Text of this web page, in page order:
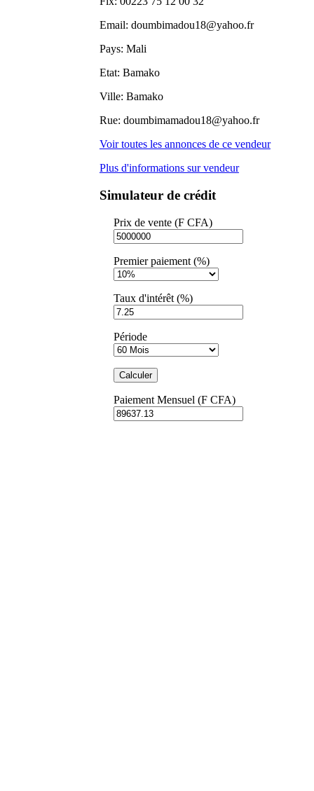
Email: doumbimadou18@yahoo.fr
Pays: Mali
Etat: Bamako
Ville: Bamako
Rue: doumbimamadou18@yahoo.fr
Voir toutes les annonces de ce vendeur
Plus d'informations sur vendeur
Simulateur de crédit
Prix de vente (F CFA)
Premier paiement (%)
Taux d'intérêt (%)
Période
Paiement Mensuel (F CFA)